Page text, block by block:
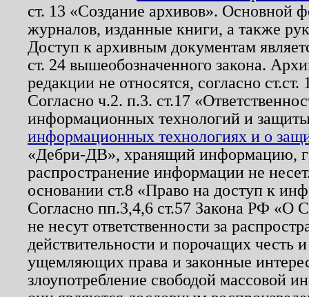
ст. 13 «Создание архивов». Основной
журналов, изданные книги, а также
Доступ к архивным документам
ст. 24 вышеобозначенного закона.
редакции не относятся, согласно
Согласно ч.2. п.3. ст.17
информационных технологий и
информационных технологиях и о
«Дебри-ДВ», хранящий информацию,
распространение информации не
основании ст.8 «Право на доступ к
Согласно пп.3,4,6 ст.57 Закона РФ «О
не несут ответственности за
действительности и порочащих честь
ущемляющих права и законные
злоупотребление свободой массовой